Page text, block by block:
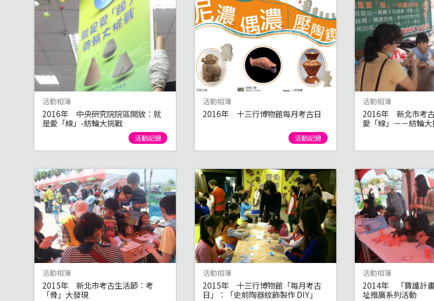
活動相簿
2016年 中央研究院院區開放：就
是愛「線」-紡輪大挑戰
活動記錄
活動相簿
2016年 十三行博物館每月考古日
活動記錄
活動相簿
2016年 新北市考
愛「線」－－紡輪
活動相簿
2015年 新北市考古生活節：考
「骨」大發現
活動相簿
2015年 十三行博物館「每月考古
日」：「史前陶器紋飾製作 DIY」
活動相簿
2014年 「寶護計
址推廣系列活動